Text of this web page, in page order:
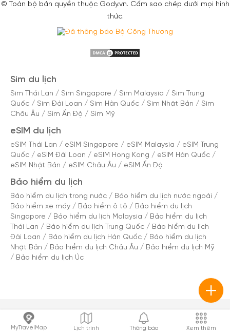
MyTravelMap Lịch trình Thông báo Xem thêm
© Toàn bộ bản quyền thuộc Gody.vn. Cấm sao chép dưới mọi hình
thức.
Sim du lịch
Sim Thái Lan / Sim Singapore / Sim Malaysia / Sim Trung
Quốc / Sim Đài Loan / Sim Hàn Quốc / Sim Nhật Bản / Sim
Châu Âu / Sim Ấn Độ / Sim Mỹ
eSIM du lịch
eSIM Thái Lan / eSIM Singapore / eSIM Malaysia / eSIM Trung
Quốc / eSIM Đài Loan / eSIM Hong Kong / eSIM Hàn Quốc /
eSIM Nhật Bản / eSIM Châu Âu / eSIM Ấn Độ
Bảo hiểm du lịch
Bảo hiểm du lịch trong nước / Bảo hiểm du lịch nước ngoài /
Bảo hiểm xe máy / Bảo hiểm ô tô / Bảo hiểm du lịch
Singapore / Bảo hiểm du lịch Malaysia / Bảo hiểm du lịch
Thái Lan / Bảo hiểm du lịch Trung Quốc / Bảo hiểm du lịch
Đài Loan / Bảo hiểm du lịch Hàn Quốc / Bảo hiểm du lịch
Nhật Bản / Bảo hiểm du lịch Châu Âu / Bảo hiểm du lịch Mỹ
/ Bảo hiểm du lịch Úc